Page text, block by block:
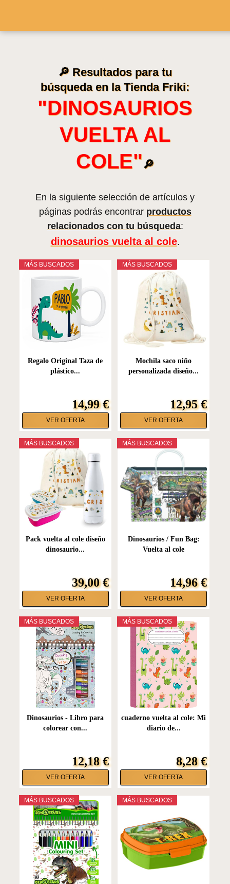
🔎 Resultados para tu
búsqueda en la Tienda Friki:
"DINOSAURIOS
VUELTA AL
COLE"🔎
En la siguiente selección de artículos y
páginas podrás encontrar productos
relacionados con tu búsqueda:
dinosaurios vuelta al cole.
MÁS BUSCADOS
Regalo Original Taza de
plástico...
14,99 €
VER OFERTA
MÁS BUSCADOS
Mochila saco niño
personalizada diseño...
12,95 €
VER OFERTA
MÁS BUSCADOS
Pack vuelta al cole diseño
dinosaurio...
39,00 €
VER OFERTA
MÁS BUSCADOS
Dinosaurios / Fun Bag:
Vuelta al cole
14,96 €
VER OFERTA
MÁS BUSCADOS
Dinosaurios - Libro para
colorear con...
12,18 €
VER OFERTA
MÁS BUSCADOS
cuaderno vuelta al cole: Mi
diario de...
8,28 €
VER OFERTA
MÁS BUSCADOS MÁS BUSCADOS